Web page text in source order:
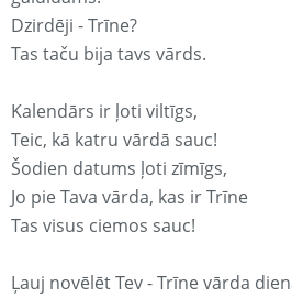
Dzirdēji - Trīne?
Tas taču bija tavs vārds.
Kalendārs ir ļoti viltīgs,
Teic, kā katru vārdā sauc!
Šodien datums ļoti zīmīgs,
Jo pie Tava vārda, kas ir Trīne
Tas visus ciemos sauc!
Ļauj novēlēt Tev - Trīne vārda